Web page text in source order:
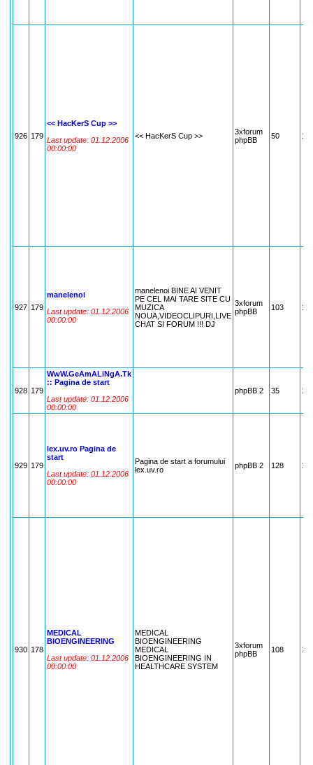
926 179
<< HacKerS Cup >>
Last update: 01.12.2006
00:00:00
<< HacKerS Cup >>
3xforum
phpBB
50
927 179
manelenoi
Last update: 01.12.2006
00:00:00
manelenoi BINE AI VENIT
PE CEL MAI TARE SITE CU
MUZICA
NOUA,VIDEOCLIPURI,LIVE
CHAT SI FORUM !!! DJ
3xforum
phpBB
103
928 179
WwW.GeAmALiNgA.Tk
:: Pagina de start
Last update: 01.12.2006
00:00:00
phpBB 2 35
929 179
lex.uv.ro Pagina de
start
Last update: 01.12.2006
00:00:00
Pagina de start a forumului
lex.uv.ro
phpBB 2 128
930 178
MEDICAL
BIOENGINEERING
Last update: 01.12.2006
00:00:00
MEDICAL
BIOENGINEERING
MEDICAL
BIOENGINEERING IN
HEALTHCARE SYSTEM
3xforum
phpBB
108